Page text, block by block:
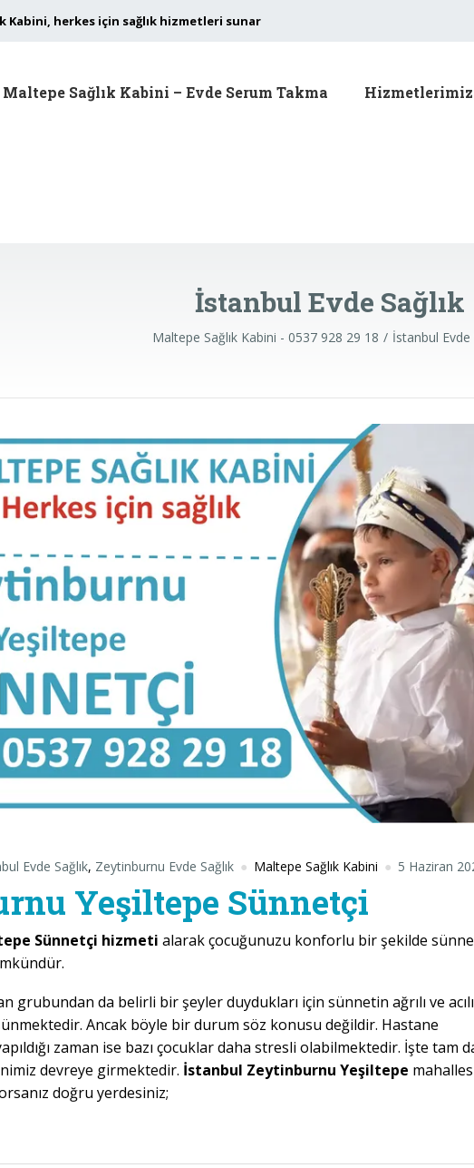
Kabini, herkes için sağlık hizmetleri sunar
Maltepe Sağlık Kabini – Evde Serum Takma Hizmetlerimiz
İstanbul Evde Sağlık
Maltepe Sağlık Kabini - 0537 928 29 18 İstanbul Evde
Evde Sağlık, Zeytinburnu Evde Sağlık Maltepe Sağlık Kabini 5 Haziran
Yeşiltepe Sünnetçi
Sünnetçi hizmeti alarak çocuğunuzu konforlu bir şekilde
grubundan da belirli bir şeyler duydukları için sünnetin ağrılı ve
Ancak böyle bir durum söz konusu değildir. Hastane
zaman ise bazı çocuklar daha stresli olabilmektedir. İşte tam
devreye girmektedir. İstanbul Zeytinburnu Yeşiltepe
doğru yerdesiniz;